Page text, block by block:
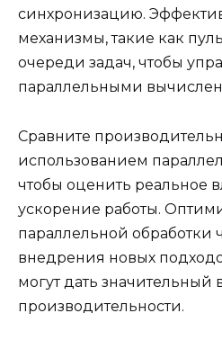
синхронизацию.
механизмы, такие как
очереди задач, чтобы
параллельными
Сравните
использованием
чтобы оценить реальное
ускорение работы.
параллельной обработки
внедрения новых
могут дать
производительности.